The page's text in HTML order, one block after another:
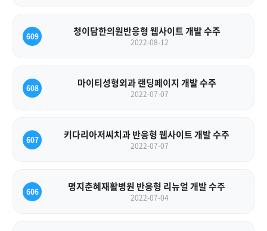
609 청이담한의원반응형 웹사이트 개발 수주
2022-08-12
608 마이티성형외과 랜딩페이지 개발 수주
2022-07-07
607 키다리아저씨치과 반응형 웹사이트 개발 수주
2022-07-07
606 명지춘혜재활병원 반응형 리뉴얼 개발 수주
2022-07-04